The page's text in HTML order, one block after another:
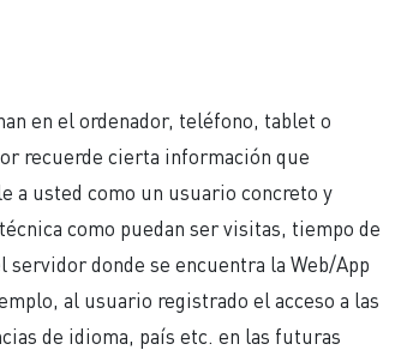
en el ordenador, teléfono, tablet o
recuerde cierta información que
usted como un usuario concreto y
como puedan ser visitas, tiempo de
donde se encuentra la Web/App
al usuario registrado el acceso a las
de idioma, país etc. en las futuras